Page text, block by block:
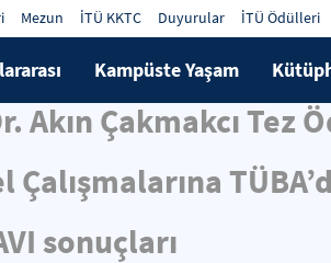
Mezun İTÜ KKTC Duyurular İTÜ Ödülleri
Kampüste Yaşam
Akın Çakmakcı Tez
sonuçları